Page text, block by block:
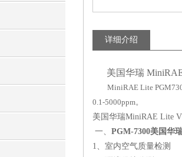
详细介绍
美国华瑞 MiniRAE
MiniRAE Lite
0.1-5000ppm。
美国华瑞MiniRAE Lite
一、 PGM-7300美国华
1、室内空气质量检测